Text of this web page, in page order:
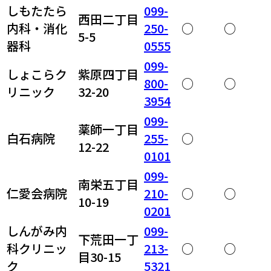
しもたたら
内科・消化
器科
西田二丁目
5-5
099-
250-
0555
○ ○
しょこらク
リニック
紫原四丁目
32-20
099-
800-
3954
○ ○
白石病院
薬師一丁目
12-22
099-
255-
0101
○
仁愛会病院
南栄五丁目
10-19
099-
210-
0201
○ ○
しんがみ内
科クリニッ
ク
下荒田一丁
目30-15
099-
213-
5321
○ ○